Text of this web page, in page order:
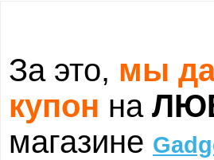
За это, мы
купон на
магазине